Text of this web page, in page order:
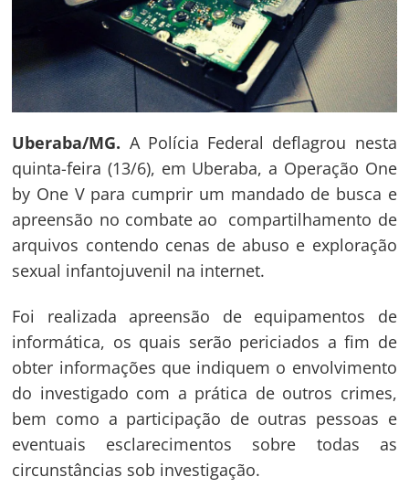
Uberaba/MG. A Polícia Federal deflagrou nesta
quinta-feira (13/6), em Uberaba, a Operação One
by One V para cumprir um mandado de busca e
apreensão no combate ao compartilhamento de
arquivos contendo cenas de abuso e exploração
sexual infantojuvenil na internet.
Foi realizada apreensão de equipamentos de
informática, os quais serão periciados a fim de
obter informações que indiquem o envolvimento
do investigado com a prática de outros crimes,
bem como a participação de outras pessoas e
eventuais esclarecimentos sobre todas as
circunstâncias sob investigação.